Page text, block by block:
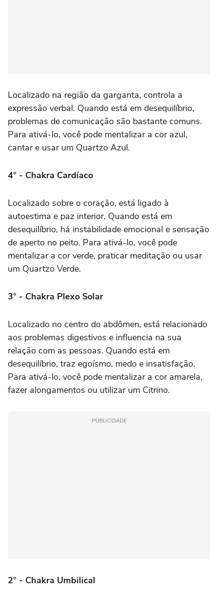
Localizado na região da garganta, controla a
expressão verbal. Quando está em desequilíbrio,
problemas de comunicação são bastante comuns.
Para ativá-lo, você pode mentalizar a cor azul,
cantar e usar um Quartzo Azul.
4° - Chakra Cardíaco
Localizado sobre o coração, está ligado à
autoestima e paz interior. Quando está em
desequilíbrio, há instabilidade emocional e sensação
de aperto no peito. Para ativá-lo, você pode
mentalizar a cor verde, praticar meditação ou usar
um Quartzo Verde.
3° - Chakra Plexo Solar
Localizado no centro do abdômen, está relacionado
aos problemas digestivos e influencia na sua
relação com as pessoas. Quando está em
desequilíbrio, traz egoísmo, medo e insatisfação.
Para ativá-lo, você pode mentalizar a cor amarela,
fazer alongamentos ou utilizar um Citrino.
PUBLICIDADE
2° - Chakra Umbilical